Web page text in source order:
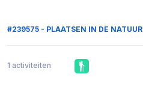
#239575 - PLAATSEN IN DE NATUUR
1 activiteiten